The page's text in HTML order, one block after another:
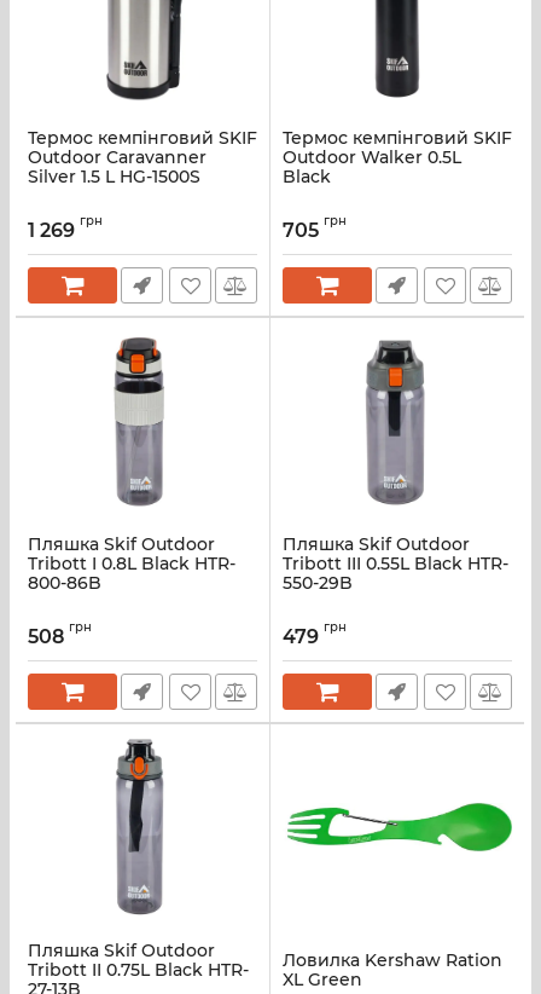
Термос кемпінговий SKIF
Outdoor Caravanner
Silver 1.5 L HG-1500S
1 269 грн
Термос кемпінговий SKIF
Outdoor Walker 0.5L
Black
705 грн
Пляшка Skif Outdoor
Tribott I 0.8L Black HTR-
800-86B
508 грн
Пляшка Skif Outdoor
Tribott III 0.55L Black HTR-
550-29B
479 грн
Пляшка Skif Outdoor
Tribott II 0.75L Black HTR-
27-13B
Ловилка Kershaw Ration
XL Green